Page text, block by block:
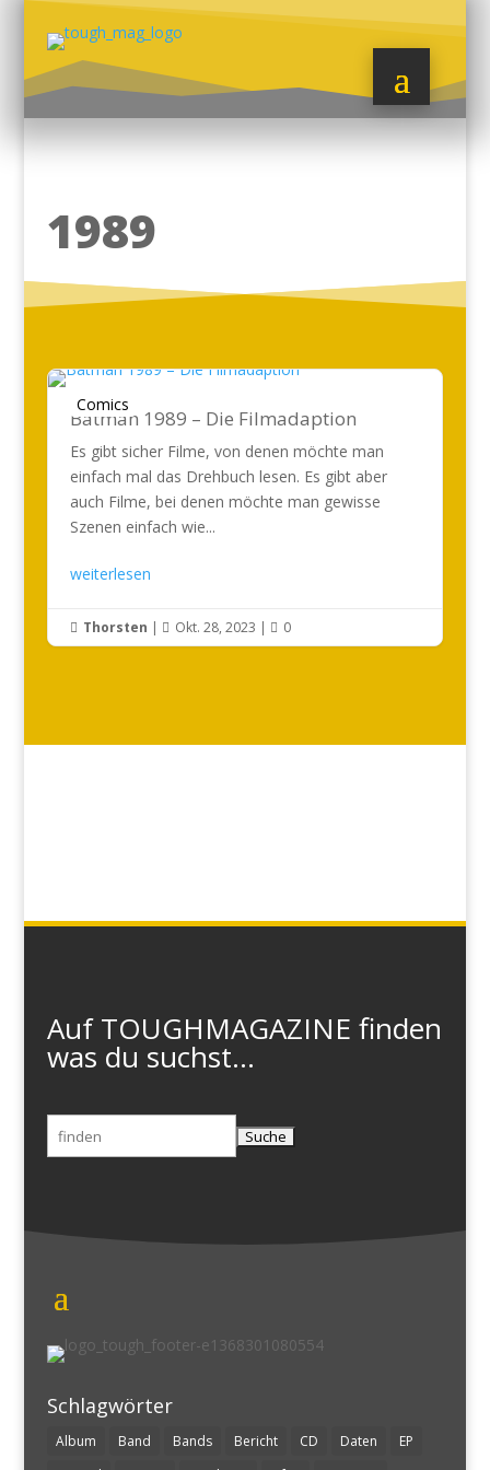
1989
Comics
Batman 1989 – Die Filmadaption
Es gibt sicher Filme, von denen möchte man
einfach mal das Drehbuch lesen. Es gibt aber
auch Filme, bei denen möchte man gewisse
Szenen einfach wie...
weiterlesen
 Thorsten |  Okt. 28, 2023 |  0
Auf TOUGHMAGAZINE finden
was du suchst...
Suchen
nach:
Schlagwörter
Album Band Bands Bericht CD Daten
EP